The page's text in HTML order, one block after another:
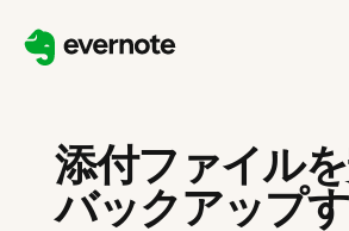
添付ファイル
バックアップ